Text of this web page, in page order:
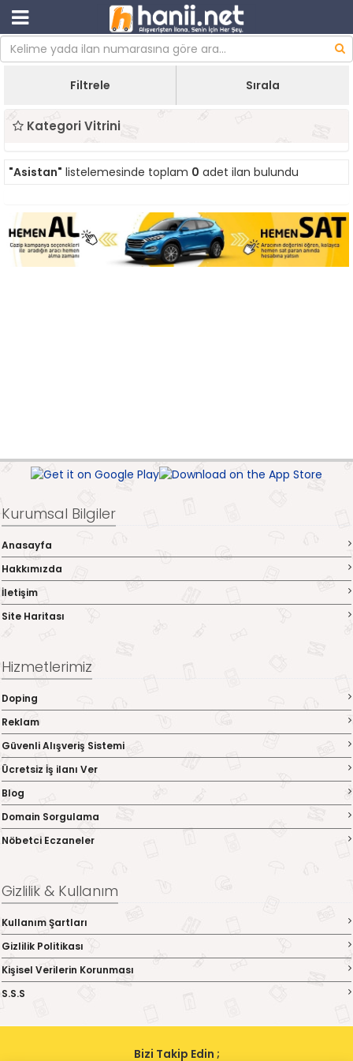
Filtrele Sırala
Kategori Vitrini
"Asistan" listelemesinde toplam 0 adet ilan bulundu
Kurumsal Bilgiler
Anasayfa
Hakkımızda
İletişim
Site Haritası
Hizmetlerimiz
Doping
Reklam
Güvenli Alışveriş Sistemi
Ücretsiz İş ilanı Ver
Blog
Domain Sorgulama
Nöbetci Eczaneler
Gizlilik & Kullanım
Kullanım Şartları
Gizlilik Politikası
Kişisel Verilerin Korunması
S.S.S
Bizi Takip Edin ;